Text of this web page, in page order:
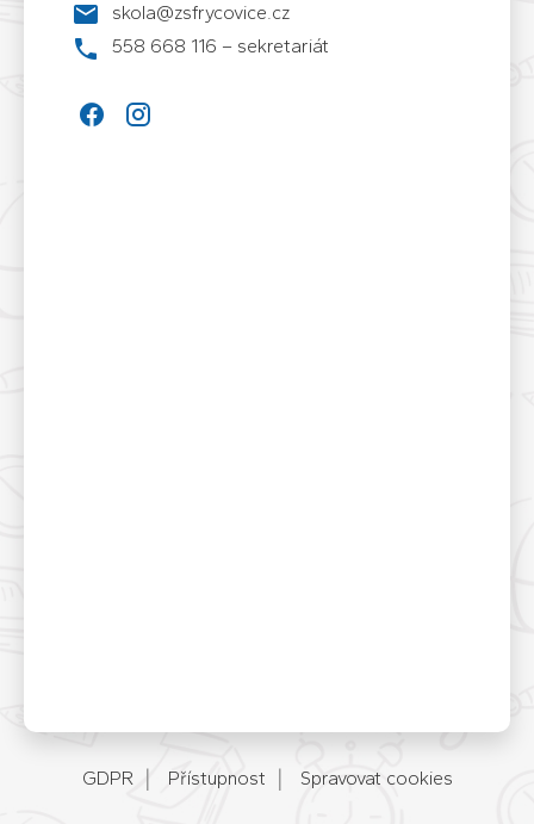
skola@zsfrycovice.cz
558 668 116 – sekretariát
GDPR Přístupnost Spravovat cookies